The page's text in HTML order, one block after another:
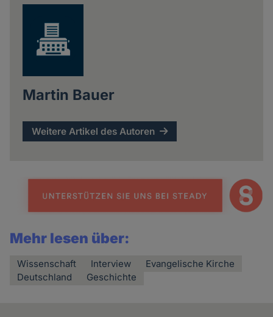
Martin Bauer
Weitere Artikel des Autoren
Mehr lesen über:
Wissenschaft Interview
Evangelische Kirche
Deutschland
Geschichte